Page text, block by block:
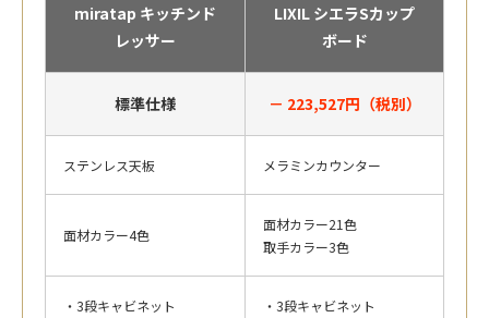
miratap キッチンド
レッサー
LIXIL シエラSカップ
ボード
標準仕様 － 223,527円（税別）
ステンレス天板 メラミンカウンター
面材カラー4色
面材カラー21色
取手カラー3色
・3段キャビネット
・3段キャビネット